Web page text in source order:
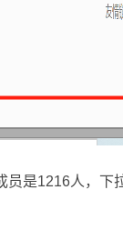
员是1216人，下